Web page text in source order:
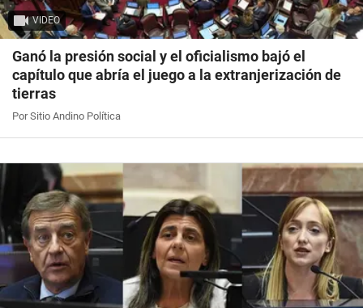
VIDEO
Ganó la presión social y el oficialismo bajó el
capítulo que abría el juego a la extranjerización de
tierras
Por Sitio Andino Política